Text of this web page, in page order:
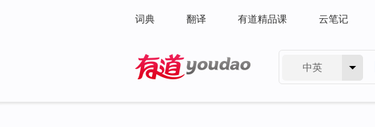
词典 翻译 有道精品课 云笔记
中英